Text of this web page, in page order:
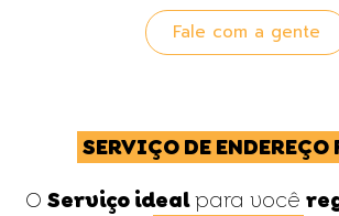
Fale com a gente
SERVIÇO DE
O Serviço idealpara você